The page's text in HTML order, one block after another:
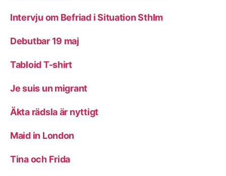
Intervju om Befriad i Situation Sthlm
Debutbar 19 maj
Tabloid T-shirt
Je suis un migrant
Äkta rädsla är nyttigt
Maid in London
Tina och Frida